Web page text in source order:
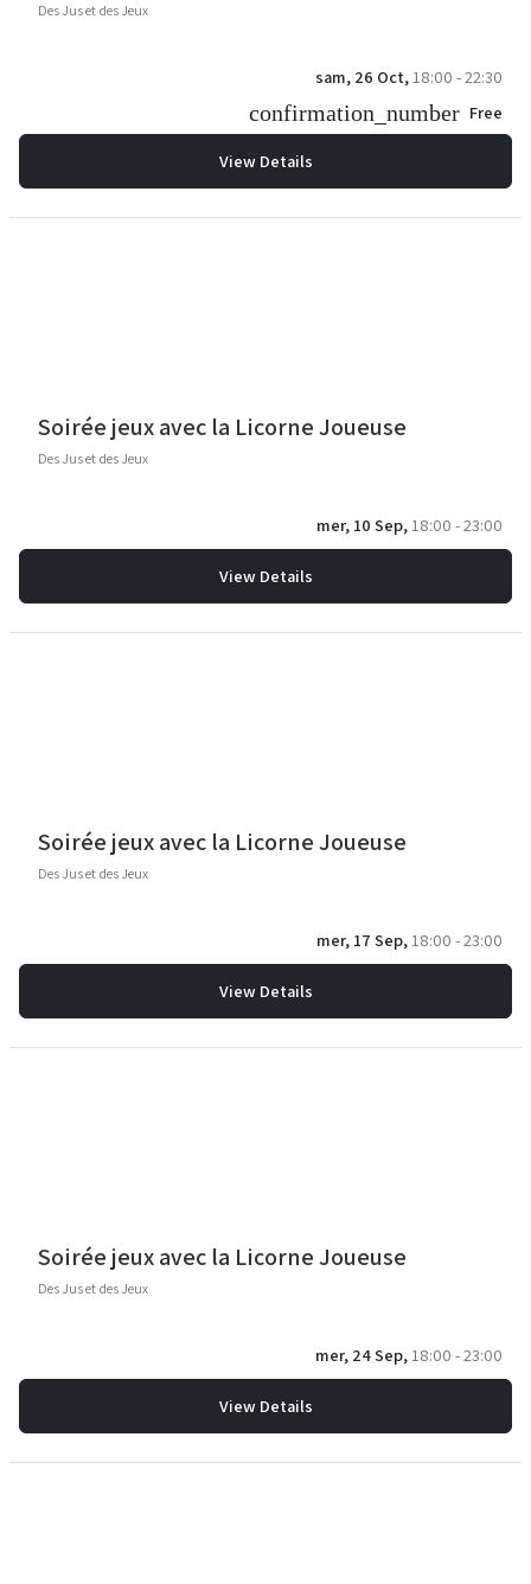
Des Jus et des Jeux
sam, 26 Oct,18:00 - 22:30
confirmation_number Free
View Details
Soirée jeux avec la Licorne Joueuse
Des Jus et des Jeux
mer, 10 Sep,18:00 - 23:00
View Details
Soirée jeux avec la Licorne Joueuse
Des Jus et des Jeux
mer, 17 Sep,18:00 - 23:00
View Details
Soirée jeux avec la Licorne Joueuse
Des Jus et des Jeux
mer, 24 Sep,18:00 - 23:00
View Details